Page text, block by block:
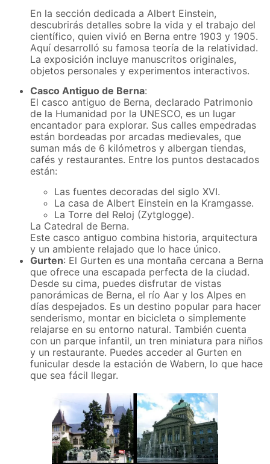
En la sección dedicada a Albert Einstein,
descubrirás detalles sobre la vida y el trabajo del
científico, quien vivió en Berna entre 1903 y 1905.
Aquí desarrolló su famosa teoría de la relatividad.
La exposición incluye manuscritos originales,
objetos personales y experimentos interactivos.
Casco Antiguo de Berna:
El casco antiguo de Berna, declarado Patrimonio
de la Humanidad por la UNESCO, es un lugar
encantador para explorar. Sus calles empedradas
están bordeadas por arcadas medievales, que
suman más de 6 kilómetros y albergan tiendas,
cafés y restaurantes. Entre los puntos destacados
están:
Las fuentes decoradas del siglo XVI.
La casa de Albert Einstein en la Kramgasse.
La Torre del Reloj (Zytglogge).
La Catedral de Berna.
Este casco antiguo combina historia, arquitectura
y un ambiente relajado que lo hace único.
Gurten: El Gurten es una montaña cercana a Berna
que ofrece una escapada perfecta de la ciudad.
Desde su cima, puedes disfrutar de vistas
panorámicas de Berna, el río Aar y los Alpes en
días despejados. Es un destino popular para hacer
senderismo, montar en bicicleta o simplemente
relajarse en su entorno natural. También cuenta
con un parque infantil, un tren miniatura para niños
y un restaurante. Puedes acceder al Gurten en
funicular desde la estación de Wabern, lo que hace
que sea fácil llegar.